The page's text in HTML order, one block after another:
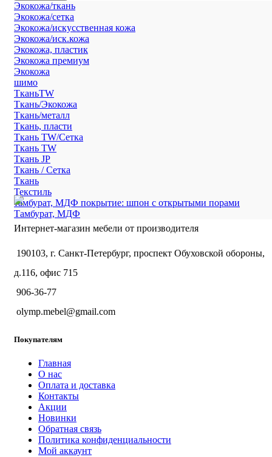
Экокожа/ткань
Экокожа/сетка
Экокожа/искусственная кожа
Экокожа/иск.кожа
Экокожа, пластик
Экокожа премиум
Экокожа
шимо
ТканьTW
Ткань/Экокожа
Ткань/металл
Ткань, пласти
Ткань TW/Сетка
Ткань TW
Ткань JP
Ткань / Сетка
Ткань
Текстиль
тамбурат, МДФ покрытие: шпон с открытыми порами
Тамбурат, МДФ
Интернет-магазин мебели от производителя
190103, г. Санкт-Петербург, проспект Обуховской обороны,
д.116, офис 715
906-36-77
olymp.mebel@gmail.com
Покупателям
Главная
О нас
Оплата и доставка
Контакты
Акции
Новинки
Обратная связь
Политика конфиденциальности
Мой аккаунт